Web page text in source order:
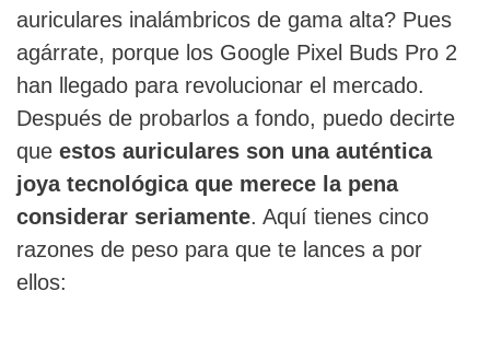
auriculares inalámbricos de gama alta? Pues
agárrate, porque los Google Pixel Buds Pro 2
han llegado para revolucionar el mercado.
Después de probarlos a fondo, puedo decirte
que estos auriculares son una auténtica
joya tecnológica que merece la pena
considerar seriamente. Aquí tienes cinco
razones de peso para que te lances a por
ellos: